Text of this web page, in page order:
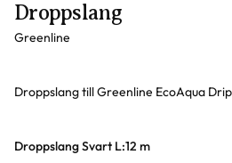
Droppslang
Greenline
Droppslang till Greenline EcoAqua
Varianter
Droppslang Svart L:12 m